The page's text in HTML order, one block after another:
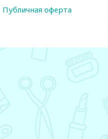
Публичная оферта